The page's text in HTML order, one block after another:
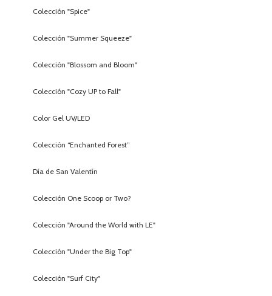
Colección "Spice"
Colección "Summer Squeeze"
Colección "Blossom and Bloom"
Colección "Cozy UP to Fall"
Color Gel UV/LED
Colección “Enchanted Forest”
Día de San Valentín
Colección One Scoop or Two?
Colección "Around the World with LE"
Colección "Under the Big Top"
Colección "Surf City"